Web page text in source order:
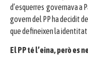
d’esquerres governava a
govern del PP ha decidit
que defineixen la
El PP té l’eina, però es